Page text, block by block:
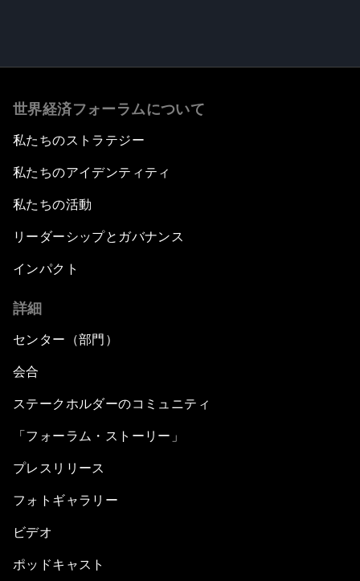
世界経済フォーラムについて
私たちのストラテジー
私たちのアイデンティティ
私たちの活動
リーダーシップとガバナンス
インパクト
詳細
センター（部門）
会合
ステークホルダーのコミュニティ
「フォーラム・ストーリー」
プレスリリース
フォトギャラリー
ビデオ
ポッドキャスト